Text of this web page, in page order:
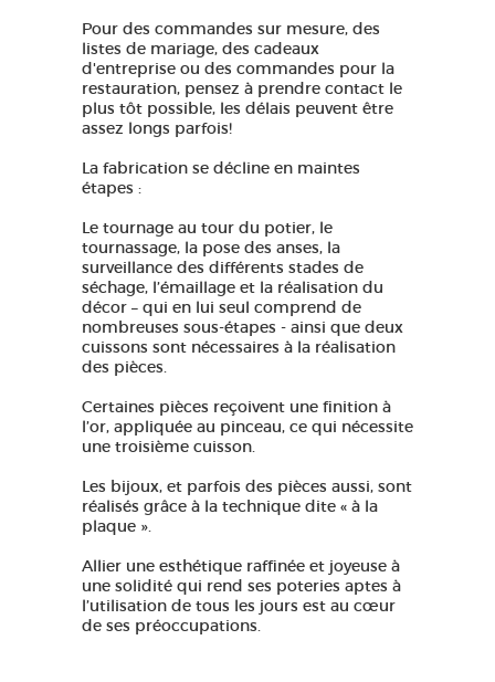
Pour des commandes sur mesure, des
listes de mariage, des cadeaux
d'entreprise ou des commandes pour la
restauration, pensez à prendre contact le
plus tôt possible, les délais peuvent être
assez longs parfois!
La fabrication se décline en maintes
étapes :
Le tournage au tour du potier, le
tournassage, la pose des anses, la
surveillance des différents stades de
séchage, l’émaillage et la réalisation du
décor – qui en lui seul comprend de
nombreuses sous-étapes - ainsi que deux
cuissons sont nécessaires à la réalisation
des pièces.
Certaines pièces reçoivent une finition à
l’or, appliquée au pinceau, ce qui nécessite
une troisième cuisson.
Les bijoux, et parfois des pièces aussi, sont
réalisés grâce à la technique dite « à la
plaque ».
Allier une esthétique raffinée et joyeuse à
une solidité qui rend ses poteries aptes à
l’utilisation de tous les jours est au cœur
de ses préoccupations.